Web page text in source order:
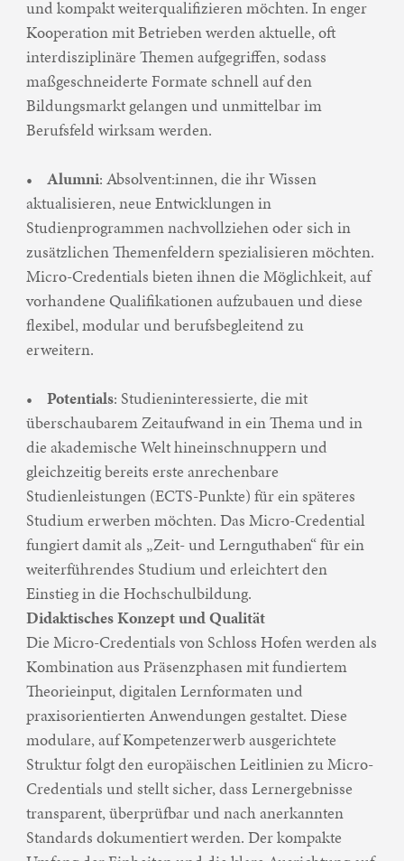
und kompakt weiterqualifizieren möchten. In enger
Kooperation mit Betrieben werden aktuelle, oft
interdisziplinäre Themen aufgegriffen, sodass
maßgeschneiderte Formate schnell auf den
Bildungsmarkt gelangen und unmittelbar im
Berufsfeld wirksam werden.
• Alumni: Absolvent:innen, die ihr Wissen
aktualisieren, neue Entwicklungen in
Studienprogrammen nachvollziehen oder sich in
zusätzlichen Themenfeldern spezialisieren möchten.
Micro-Credentials bieten ihnen die Möglichkeit, auf
vorhandene Qualifikationen aufzubauen und diese
flexibel, modular und berufsbegleitend zu
erweitern.
• Potentials: Studieninteressierte, die mit
überschaubarem Zeitaufwand in ein Thema und in
die akademische Welt hineinschnuppern und
gleichzeitig bereits erste anrechenbare
Studienleistungen (ECTS-Punkte) für ein späteres
Studium erwerben möchten. Das Micro-Credential
fungiert damit als „Zeit- und Lernguthaben“ für ein
weiterführendes Studium und erleichtert den
Einstieg in die Hochschulbildung.
Didaktisches Konzept und Qualität
Die Micro-Credentials von Schloss Hofen werden als
Kombination aus Präsenzphasen mit fundiertem
Theorieinput, digitalen Lernformaten und
praxisorientierten Anwendungen gestaltet. Diese
modulare, auf Kompetenzerwerb ausgerichtete
Struktur folgt den europäischen Leitlinien zu Micro-
Credentials und stellt sicher, dass Lernergebnisse
transparent, überprüfbar und nach anerkannten
Standards dokumentiert werden. Der kompakte